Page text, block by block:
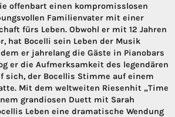
offenbart einen kompromisslosen
Familienvater mit einer
fürs Leben. Obwohl er mit 12 Jahren
hat Bocelli sein Leben der Musik
er jahrelang die Gäste in Pianobars
er die Aufmerksamkeit des legendären
sich, der Bocellis Stimme auf einem
Mit dem weltweiten Riesenhit „Time
grandiosen Duett mit Sarah
Leben eine dramatische Wendung